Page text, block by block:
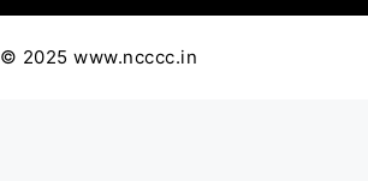
© 2025 www.ncccc.in